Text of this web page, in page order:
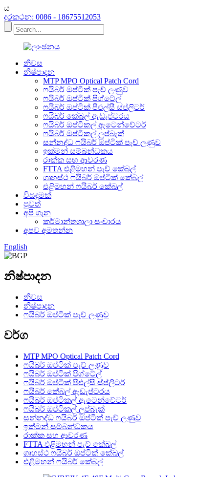
ය
දුරකථන: 0086 - 18675512053
නිවස
නිෂ්පාදන
MTP MPO Optical Patch Cord
ෆයිබර් ඔප්ටික් පැච් ලණුව
ෆයිබර් ඔප්ටික් පිග්ටේල්
ෆයිබර් ඔප්ටික් පීඑල්සී ස්ප්ලිටර්
ෆයිබර් කේබල් ඇඩැප්ටරය
ෆයිබර් ඔප්ටිකල් ඇටෙන්වේටර්
ෆයිබර් ඔප්ටිකල් ලූප්බැක්
සන්නද්ධ ෆයිබර් ඔප්ටික් පැච් ලණුව
ඉක්මන් සම්බන්ධකය
රාක්ක සහ ආවරණ
FTTA එළිමහන් පැච් කේබල්
ගෘහස්ථ ෆයිබර් ඔප්ටික් කේබල්
එළිමහන් ෆයිබර් කේබල්
විසඳුමක්
පුවත්
අපි ගැන
කර්මාන්තශාලා සංචාරය
අපව අමතන්න
English
නිෂ්පාදන
නිවස
නිෂ්පාදන
ෆයිබර් ඔප්ටික් පැච් ලණුව
වර්ග
MTP MPO Optical Patch Cord
ෆයිබර් ඔප්ටික් පැච් ලණුව
ෆයිබර් ඔප්ටික් පිග්ටේල්
ෆයිබර් ඔප්ටික් පීඑල්සී ස්ප්ලිටර්
ෆයිබර් කේබල් ඇඩැප්ටරය
ෆයිබර් ඔප්ටිකල් ඇටෙන්වේටර්
ෆයිබර් ඔප්ටිකල් ලූප්බැක්
සන්නද්ධ ෆයිබර් ඔප්ටික් පැච් ලණුව
ඉක්මන් සම්බන්ධකය
රාක්ක සහ ආවරණ
FTTA එළිමහන් පැච් කේබල්
ගෘහස්ථ ෆයිබර් ඔප්ටික් කේබල්
එළිමහන් ෆයිබර් කේබල්